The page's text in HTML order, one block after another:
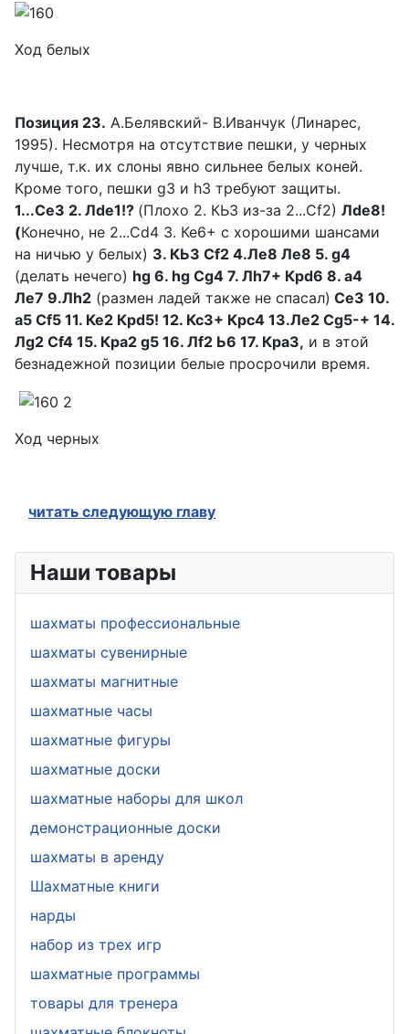
Наши товары
шахматы профессиональные
шахматы сувенирные
шахматы магнитные
шахматные часы
шахматные фигуры
шахматные доски
шахматные наборы для школ
демонстрационные доски
шахматы в аренду
Шахматные книги
нарды
набор из трех игр
шахматные программы
товары для тренера
Ход белых
Позиция 23. А.Белявский- В.Иванчук (Линарес,
1995). Несмотря на отсутствие пешки, у черных
лучше, т.к. их слоны явно сильнее белых коней.
Кроме того, пешки gЗ и hЗ требуют защиты.
1...CеЗ 2. Лde1!? (Плохо 2. КЬЗ из-за 2...Сf2) Лde8!
(Конечно, не 2...Сd4 3. Ке6+ с хорошими шансами
на ничью у белых) 3. КЬЗ Сf2 4.Лe8 Лe8 5. g4
(делать нечего) hg 6. hg Сg4 7. Лh7+ Крd6 8. a4
Лe7 9.Лh2 (размен ладей также не спасал) СеЗ 10.
а5 Сf5 11. Ке2 Крd5! 12. КсЗ+ Крс4 13.Ле2 Сg5-+ 14.
Лg2 Сf4 15. Кра2 g5 16. Лf2 Ь6 17. КраЗ, и в этой
безнадежной позиции белые просрочили время.
Ход черных
читать следующую главу